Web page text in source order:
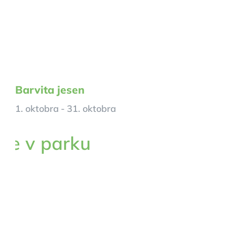
Barvita jesen
1. oktobra - 31. oktobra